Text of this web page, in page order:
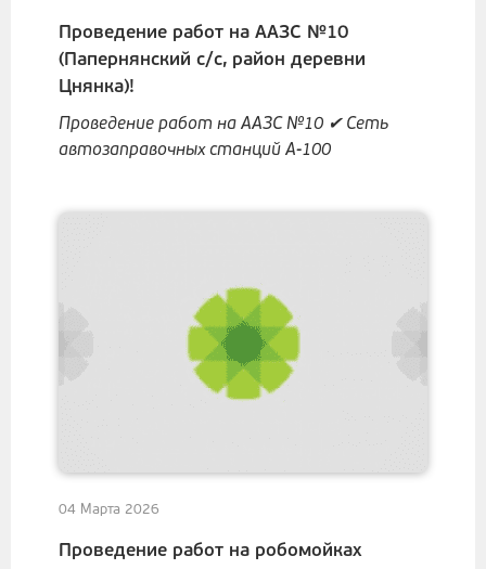
Проведение работ на ААЗС №10
(Папернянский с/с, район деревни
Цнянка)!
Проведение работ на ААЗС №10 ✔ Сеть
автозаправочных станций А-100
04 Марта 2026
Проведение работ на робомойках